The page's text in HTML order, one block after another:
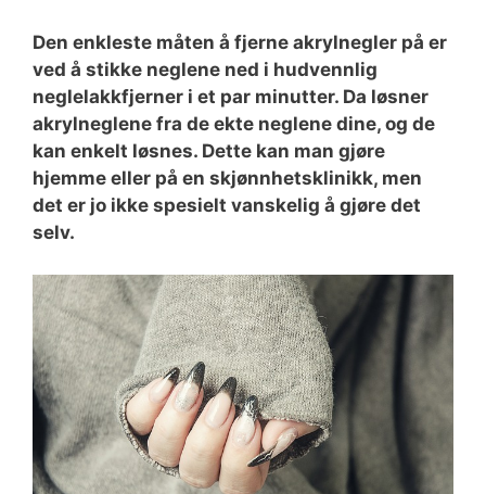
Den enkleste måten å fjerne akrylnegler på er
ved å stikke neglene ned i hudvennlig
neglelakkfjerner i et par minutter. Da løsner
akrylneglene fra de ekte neglene dine, og de
kan enkelt løsnes. Dette kan man gjøre
hjemme eller på en skjønnhetsklinikk, men
det er jo ikke spesielt vanskelig å gjøre det
selv.